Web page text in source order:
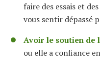
faire des essais et
vous sentir dépassé
Avoir le soutien de
ou elle a confiance